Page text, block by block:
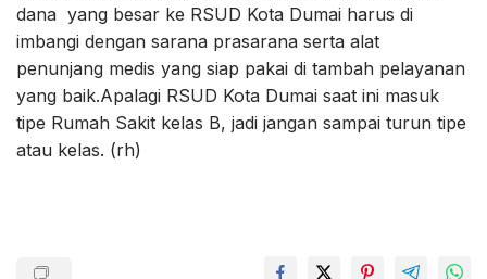
dana yang besar ke RSUD Kota Dumai harus di
imbangi dengan sarana prasarana serta alat
penunjang medis yang siap pakai di tambah pelayanan
yang baik.Apalagi RSUD Kota Dumai saat ini masuk
tipe Rumah Sakit kelas B, jadi jangan sampai turun tipe
atau kelas. (rh)